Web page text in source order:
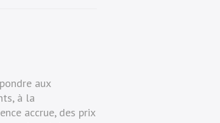
aux
à la
accrue, des prix